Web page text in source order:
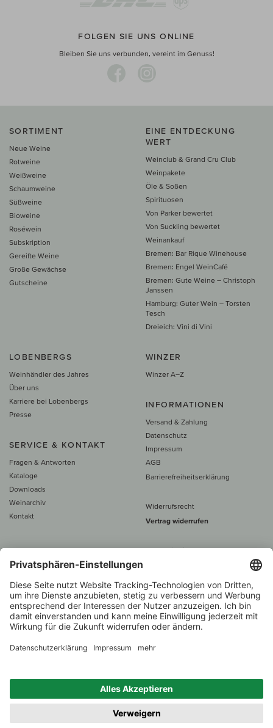
FOLGEN SIE UNS ONLINE
Bleiben Sie uns verbunden, vereint im Genuss!
SORTIMENT
Neue Weine
Rotweine
Weißweine
Schaumweine
Süßweine
Bioweine
Roséwein
Subskription
Gereifte Weine
Große Gewächse
Gutscheine
EINE ENTDECKUNG
WERT
Weinclub & Grand Cru Club
Weinpakete
Öle & Soßen
Spirituosen
Von Parker bewertet
Von Suckling bewertet
Weinankauf
Bremen: Bar Rique Winehouse
Bremen: Engel WeinCafé
Bremen: Gute Weine – Christoph
Janssen
Hamburg: Guter Wein – Torsten
Tesch
Dreieich: Vini di Vini
LOBENBERGS
Weinhändler des Jahres
Über uns
Karriere bei Lobenbergs
Presse
SERVICE & KONTAKT
Fragen & Antworten
Kataloge
Downloads
Weinarchiv
Kontakt
WINZER
Winzer A–Z
INFORMATIONEN
Versand & Zahlung
Datenschutz
Impressum
AGB
Barrierefreiheitserklärung
Widerrufsrecht
Vertrag widerrufen
Alle Preise inkl. MwSt., zzgl. 5 €
60 € versand­kosten­
Beratung unter
1.000 Winzer –
Weinhändler
des Jahres 2022
Zurück